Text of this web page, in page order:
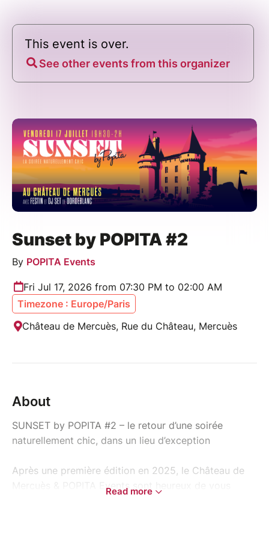
This event is over.
See other events from this organizer
Sunset by POPITA #2
By POPITA Events
Fri Jul 17, 2026 from 07:30 PM to 02:00 AM
Timezone : Europe/Paris
Château de Mercuès, Rue du Château, Mercuès
About
SUNSET by POPITA #2 – le retour d’une soirée
naturellement chic, dans un lieu d’exception
Après une première édition en 2025, le Château de
Mercuès & POPITA Events sont heureux de vous
Read more